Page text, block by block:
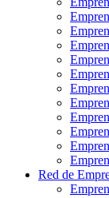
Red de